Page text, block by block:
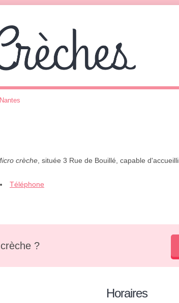
Nantes
crèche , située 3 Rue de Bouillé, capable
Téléphone
?
Horaires